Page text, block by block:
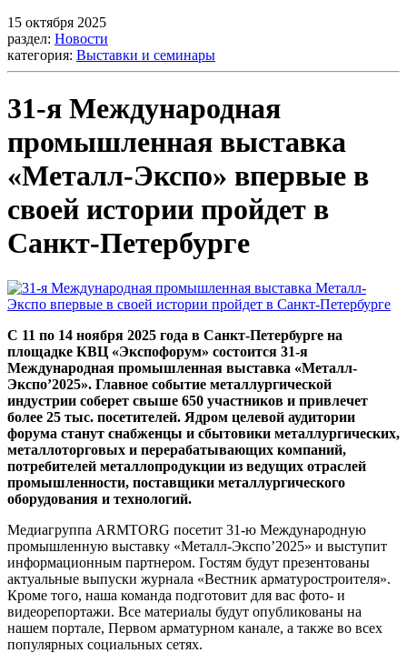
15 октября 2025
раздел: Новости
категория: Выставки и семинары
31-я Международная
промышленная выставка
«Металл-Экспо» впервые в
своей истории пройдет в
Санкт-Петербурге
С 11 по 14 ноября 2025 года в Санкт-Петербурге на
площадке КВЦ «Экспофорум» состоится 31-я
Международная промышленная выставка «Металл-
Экспо’2025». Главное событие металлургической
индустрии соберет свыше 650 участников и привлечет
более 25 тыс. посетителей. Ядром целевой аудитории
форума станут снабженцы и сбытовики металлургических,
металлоторговых и перерабатывающих компаний,
потребителей металлопродукции из ведущих отраслей
промышленности, поставщики металлургического
оборудования и технологий.
Медиагруппа ARMTORG посетит 31-ю Международную
промышленную выставку «Металл-Экспо’2025» и выступит
информационным партнером. Гостям будут презентованы
актуальные выпуски журнала «Вестник арматуростроителя».
Кроме того, наша команда подготовит для вас фото- и
видеорепортажи. Все материалы будут опубликованы на
нашем портале, Первом арматурном канале, а также во всех
популярных социальных сетях.